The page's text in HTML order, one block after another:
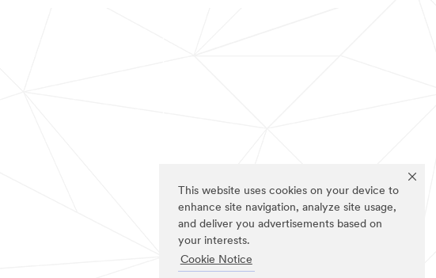
This website uses cookies on your device to
enhance site navigation, analyze site usage,
and deliver you advertisements based on
your interests.
Cookie Notice